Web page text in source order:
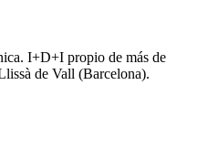
I+D+I propio de más de
de Vall (Barcelona).